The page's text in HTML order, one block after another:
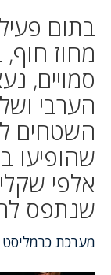
בתום
מחוז חוף,
סמויים,
הערבי
השטחים
שהופיעו
אלפי
שנתפס
מערכת כרמליסט